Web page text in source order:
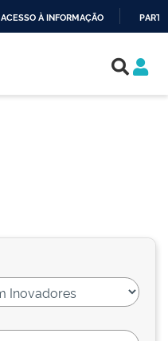
ACESSO À INFORMAÇÃO